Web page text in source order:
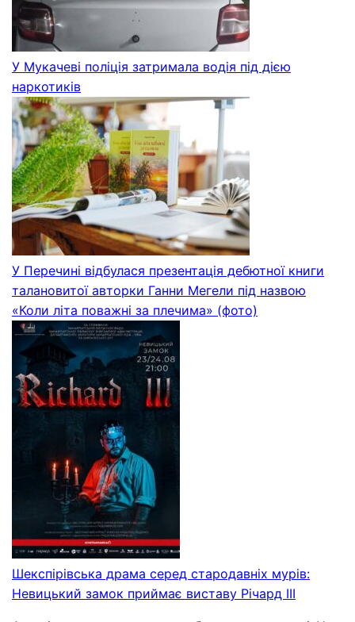
У Мукачеві поліція затримала водія під дією
наркотиків
У Перечині відбулася презентація дебютної книги
талановитої авторки Ганни Мегели під назвою
«Коли літа поважні за плечима» (фото)
Шекспірівська драма серед стародавніх мурів:
Невицький замок приймає виставу Річард ІІІ